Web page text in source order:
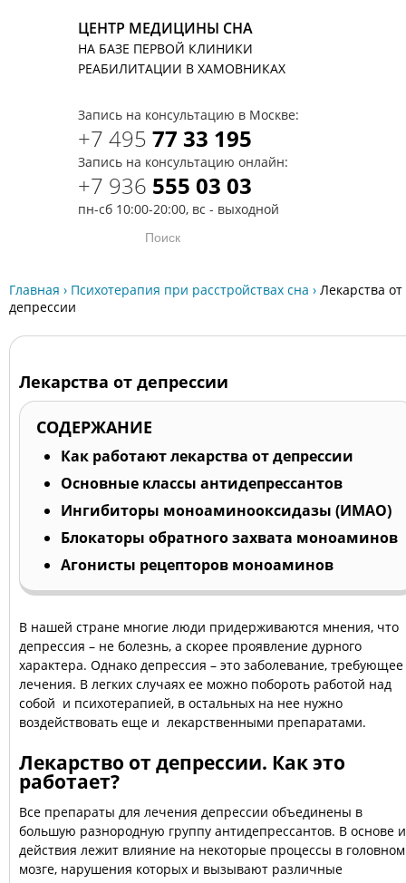
ЦЕНТР МЕДИЦИНЫ СНА
НА БАЗЕ ПЕРВОЙ КЛИНИКИ
РЕАБИЛИТАЦИИ В ХАМОВНИКАХ
Запись на консультацию в Москве:
+7 495 77 33 195
Запись на консультацию онлайн:
+7 936 555 03 03
пн-сб 10:00-20:00, вс - выходной
Главная › Психотерапия при расстройствах сна › Лекарства от
депресcии
Лекарства от депресcии
СОДЕРЖАНИЕ
Как работают лекарства от депрессии
Основные классы антидепрессантов
Ингибиторы моноаминооксидазы (ИМАО)
Блокаторы обратного захвата моноаминов
Агонисты рецепторов моноаминов
В нашей стране многие люди придерживаются мнения, что
депрессия – не болезнь, а скорее проявление дурного
характера. Однако депрессия – это заболевание, требующее
лечения. В легких случаях ее можно побороть работой над
собой и психотерапией, в остальных на нее нужно
воздействовать еще и лекарственными препаратами.
Лекарство от депрессии. Как это
работает?
Все препараты для лечения депрессии объединены в
большую разнородную группу антидепрессантов. В основе
действия лежит влияние на некоторые процессы в головном
мозге, нарушения которых и вызывают различные